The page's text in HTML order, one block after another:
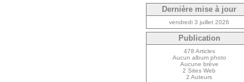
Dernière mise à jour
vendredi 3 juillet 2026
Publication
478 Articles
Aucun album photo
Aucune brève
2 Sites Web
2 Auteurs